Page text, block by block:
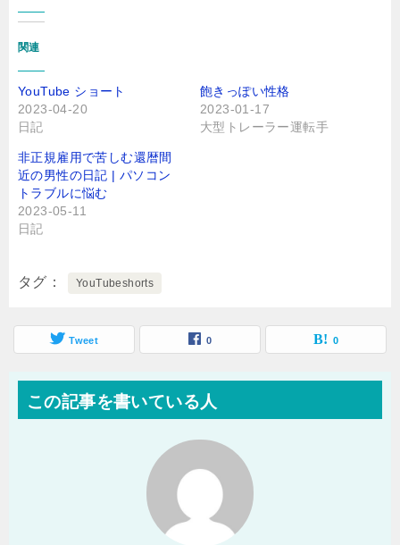
関連
YouTube ショート
2023-04-20
日記
飽きっぽい性格
2023-01-17
大型トレーラー運転手
非正規雇用で苦しむ還暦間
近の男性の日記 | パソコン
トラブルに悩む
2023-05-11
日記
タグ YouTubeshorts
Tweet 0 0
この記事を書いている人